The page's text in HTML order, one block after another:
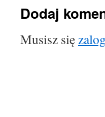
Dodaj
Musisz się